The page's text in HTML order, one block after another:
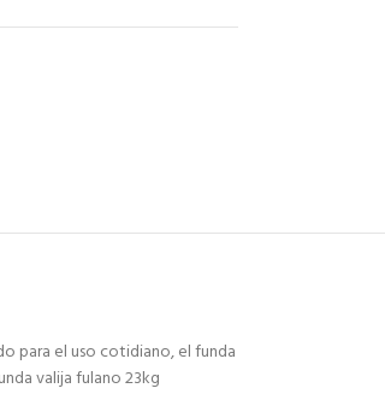
para el uso cotidiano, el funda
valija fulano 23kg